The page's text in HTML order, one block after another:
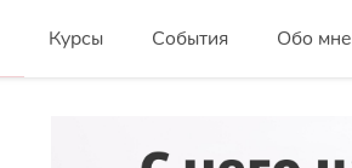
Курсы События Обо мне